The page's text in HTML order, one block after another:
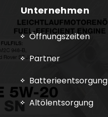
Unternehmen
Öffnungszeiten
Partner
Batterieentsorgung
Altölentsorgung